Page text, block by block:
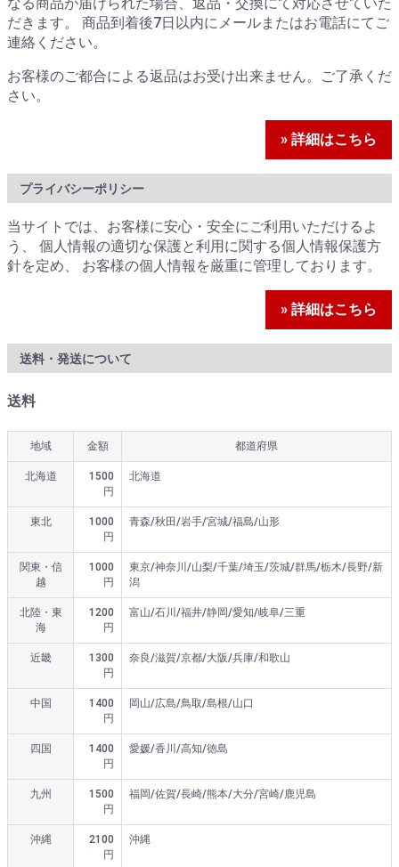
だきます。 商品到着後7日以内にメールまたはお電話にてご
連絡ください。
お客様のご都合による返品はお受け出来ません。ご了承くだ
さい。
» 詳細はこちら
プライバシーポリシー
当サイトでは、お客様に安心・安全にご利用いただけるよ
う、 個人情報の適切な保護と利用に関する個人情報保護方
針を定め、 お客様の個人情報を厳重に管理しております。
» 詳細はこちら
送料・発送について
送料
地域 金額 都道府県
北海道
1500
円
北海道
東北
1000
円
青森/秋田/岩手/宮城/福島/山形
関東・信
越
1000
円
東京/神奈川/山梨/千葉/埼玉/茨城/群馬/栃木/長野/新
潟
北陸・東
海
1200
円
富山/石川/福井/静岡/愛知/岐阜/三重
近畿
1300
円
奈良/滋賀/京都/大阪/兵庫/和歌山
中国
1400
円
岡山/広島/鳥取/島根/山口
四国
1400
円
愛媛/香川/高知/徳島
九州
1500
円
福岡/佐賀/長崎/熊本/大分/宮崎/鹿児島
沖縄
2100
円
沖縄